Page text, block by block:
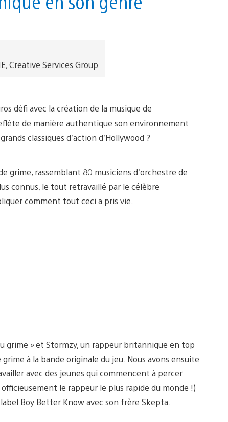
Creative Services Group
défi avec la création de la musique de
de manière authentique son environnement
classiques d’action d’Hollywood ?
grime, rassemblant 80 musiciens d’orchestre de
connus, le tout retravaillé par le célèbre
comment tout ceci a pris vie.
grime » et Stormzy, un rappeur britannique en top
à la bande originale du jeu. Nous avons ensuite
avec des jeunes qui commencent à percer
le rappeur le plus rapide du monde !)
Boy Better Know avec son frère Skepta.